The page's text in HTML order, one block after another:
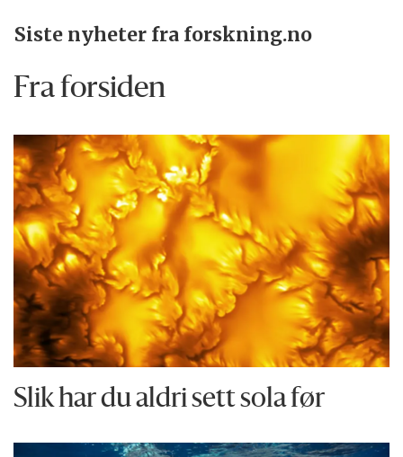
Siste nyheter fra forskning.no
Fra forsiden
Slik har du aldri sett sola før